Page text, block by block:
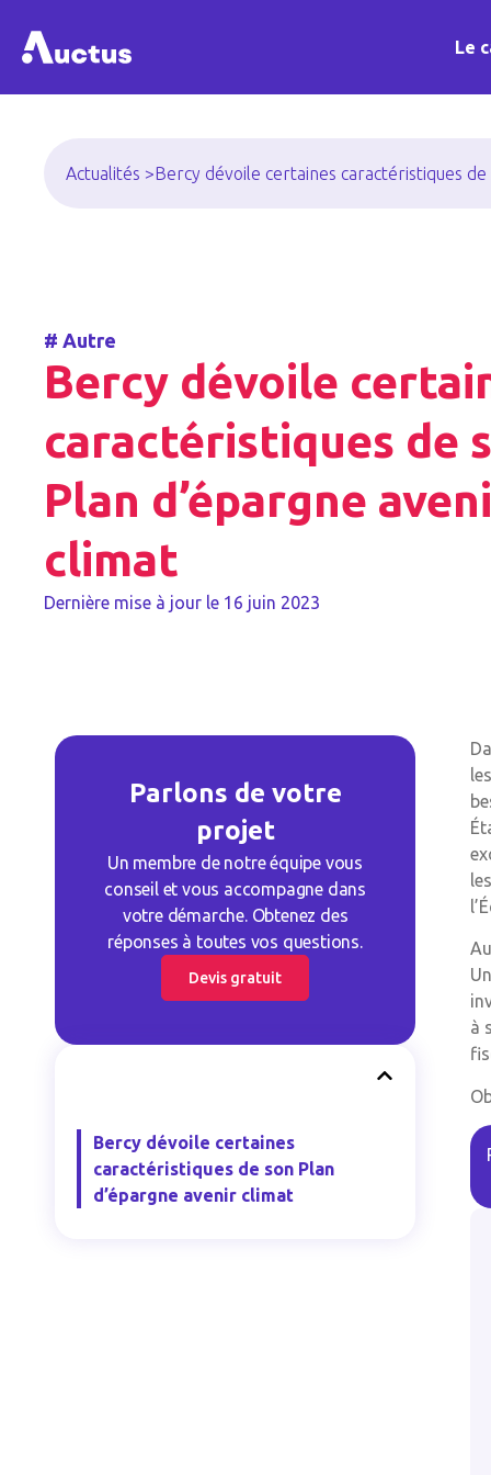
Le
Actualités >Bercy dévoile certaines caractéristiques
# Autre
Bercy dévoile
caractéristiques de
Plan d’épargne
climat
Dernière mise à jour le 16 juin 2023
Parlons de votre
projet
Un membre de notre équipe vous
conseil et vous accompagne dans
votre démarche. Obtenez des
réponses à toutes vos questions.
Devis gratuit
Bercy dévoile certaines
caractéristiques de son Plan
d’épargne avenir climat
à